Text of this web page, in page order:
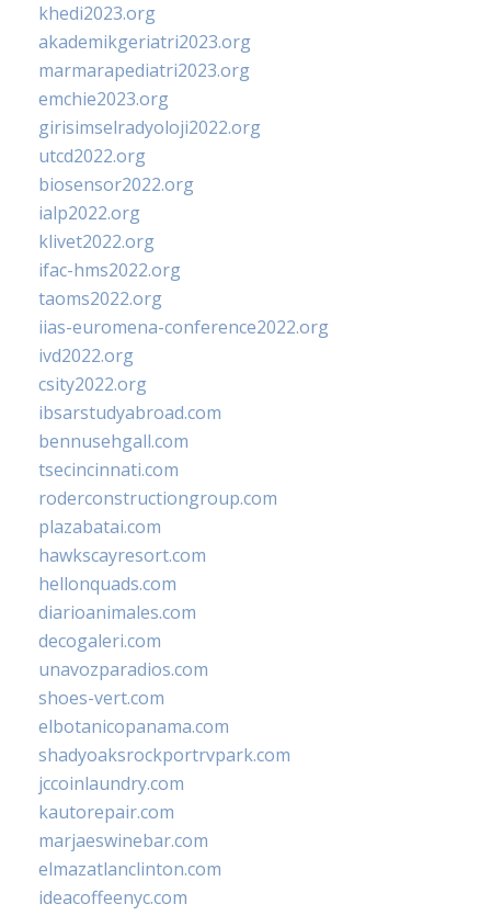
khedi2023.org
akademikgeriatri2023.org
marmarapediatri2023.org
emchie2023.org
girisimselradyoloji2022.org
utcd2022.org
biosensor2022.org
ialp2022.org
klivet2022.org
ifac-hms2022.org
taoms2022.org
iias-euromena-conference2022.org
ivd2022.org
csity2022.org
ibsarstudyabroad.com
bennusehgall.com
tsecincinnati.com
roderconstructiongroup.com
plazabatai.com
hawkscayresort.com
hellonquads.com
diarioanimales.com
decogaleri.com
unavozparadios.com
shoes-vert.com
elbotanicopanama.com
shadyoaksrockportrvpark.com
jccoinlaundry.com
kautorepair.com
marjaeswinebar.com
elmazatlanclinton.com
ideacoffeenyc.com